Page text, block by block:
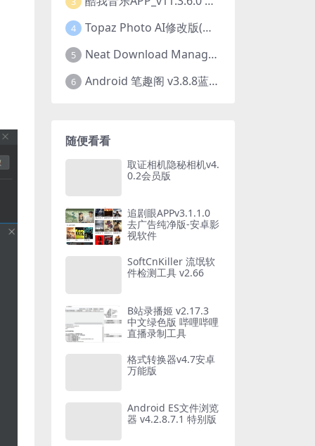
4 Topaz Photo AI修改版(图片降噪软件) v4.0.3
5 Neat Download Manager 1.4.10中文版NDM下载器简称NDM
6 Android 笔趣阁 v3.8.8蓝色/1.0.6 /2.7.7去广告完美版
随便看看
取证相机隐秘相机v4.
0.2会员版
追剧眼APPv3.1.1.0
去广告纯净版-安卓影
视软件
SoftCnKiller 流氓软
件检测工具 v2.66
B站录播姬 v2.17.3
中文绿色版 哔哩哔哩
直播录制工具
格式转换器v4.7安卓
万能版
Android ES文件浏览
器 v4.2.8.7.1 特别版